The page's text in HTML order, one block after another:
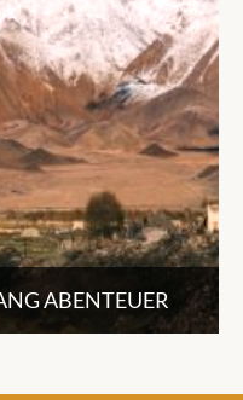
ABENTEUER